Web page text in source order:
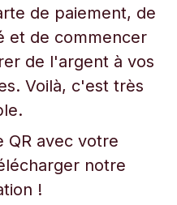
de paiement, de
et de commencer
de l'argent à vos
Voilà, c'est très
QR avec votre
notre
!